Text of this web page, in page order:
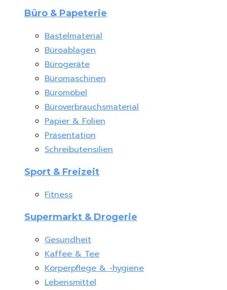
Büro & Papeterie
Bastelmaterial
Büroablagen
Bürogeräte
Büromaschinen
Büromöbel
Büroverbrauchsmaterial
Papier & Folien
Präsentation
Schreibutensilien
Sport & Freizeit
Fitness
Supermarkt & Drogerie
Gesundheit
Kaffee & Tee
Körperpflege & -hygiene
Lebensmittel